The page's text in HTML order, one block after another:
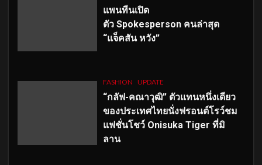
แพนทีนเปิด
ตัว Spokesperson คนล่าสุด
“แจ็คสัน หวัง”
FASHION UPDATE
“กลัฟ-คณาวุฒิ” ตัวแทนหนึ่งเดียว
ของประเทศไทยนั่งฟรอนต์โรว์ชม
แฟชั่นโชว์ Onisuka Tiger ที่มิ
ลาน